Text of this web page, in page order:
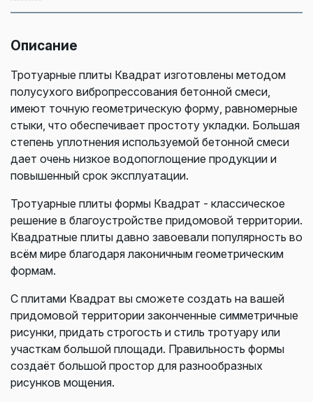
Описание
Тротуарные плиты Квадрат изготовлены методом
полусухого вибропрессования бетонной смеси,
имеют точную геометрическую форму, равномерные
стыки, что обеспечивает простоту укладки. Большая
степень уплотнения используемой бетонной смеси
дает очень низкое водопоглощение продукции и
повышенный срок эксплуатации.
Тротуарные плиты формы Квадрат - классическое
решение в благоустройстве придомовой территории.
Квадратные плиты давно завоевали популярность во
всём мире благодаря лаконичным геометрическим
формам.
С плитами Квадрат вы сможете создать на вашей
придомовой территории законченные симметричные
рисунки, придать строгость и стиль тротуару или
участкам большой площади. Правильность формы
создаёт большой простор для разнообразных
рисунков мощения.